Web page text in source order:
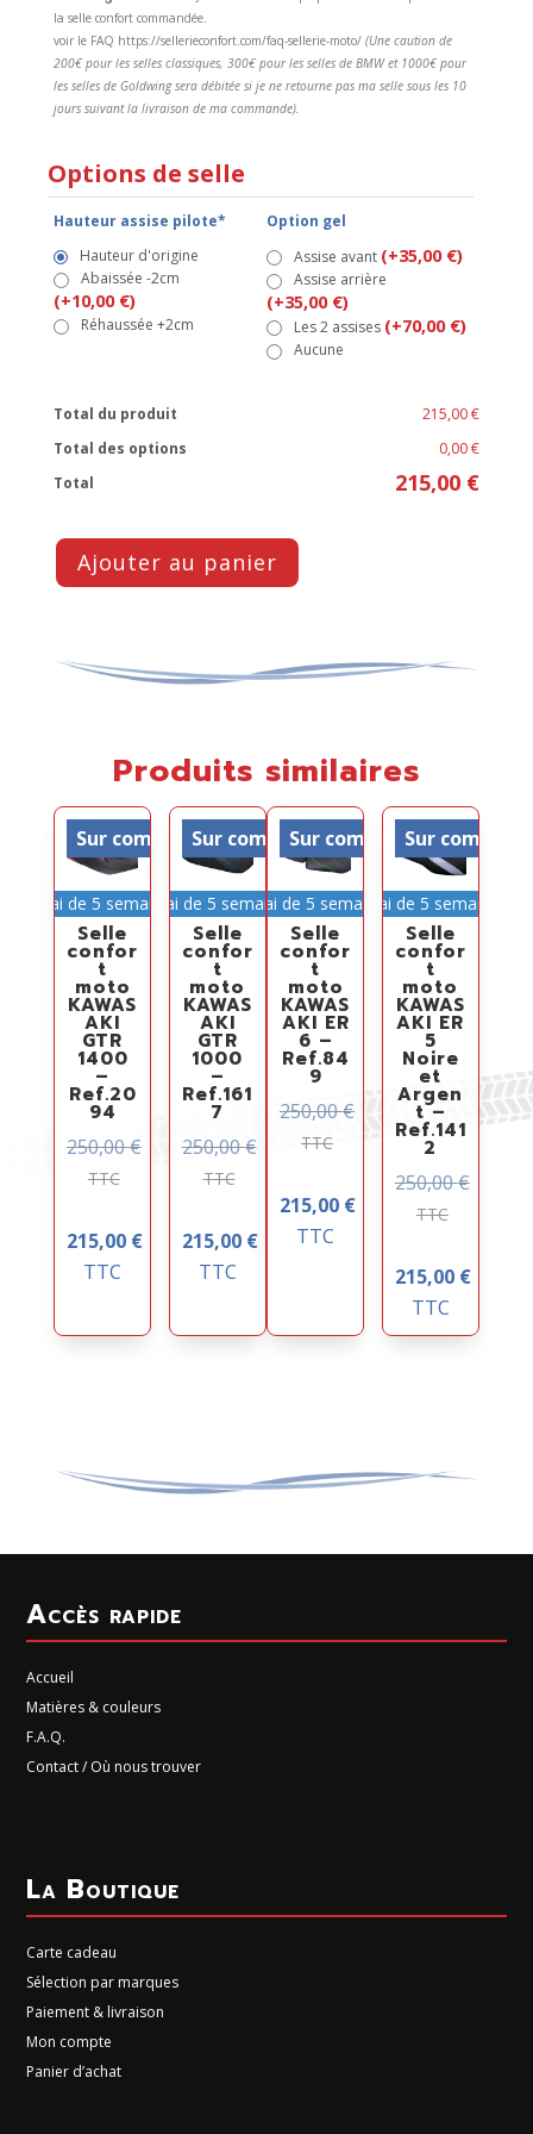
Options de selle
Hauteur assise pilote*
Hauteur d'origine
Abaissée -2cm
(+10,00 €)
Réhaussée +2cm
Option gel
Assise avant (+35,00 €)
Assise arrière
(+35,00 €)
Les 2 assises (+70,00 €)
Aucune
la selle confort commandée.
voir le FAQ https://sellerieconfort.com/faq-sellerie-moto/ (Une caution de
200€ pour les selles classiques, 300€ pour les selles de BMW et 1000€ pour
les selles de Goldwing sera débitée si je ne retourne pas ma selle sous les 10
jours suivant la livraison de ma commande).
Total du produit
215,00 €
Total des options
0,00 €
Total
215,00 €
Ajouter au panier
Produits similaires
Sur commande
Délai de 5 semaines
Selle
confor
t
moto
KAWAS
AKI
GTR
1400
–
Ref.20
94
250,00€
TTC
215,00 €
TTC
Sur commande
Délai de 5 semaines
Selle
confor
t
moto
KAWAS
AKI
GTR
1000
–
Ref.161
7
250,00€
TTC
215,00 €
TTC
Sur commande
Délai de 5 semaines
Selle
confor
t
moto
KAWAS
AKI ER
6 –
Ref.84
9
250,00€
TTC
215,00 €
TTC
Sur
Délai de 5 semaines
Selle
confor
t
moto
KAWAS
AKI ER
5
Noire
et
Argen
t –
Ref.141
2
250,00€
TTC
215,00 €
TTC
Accès rapide
Accueil
Matières & couleurs
F.A.Q.
Contact / Où nous trouver
La Boutique
Carte cadeau
Sélection par marques
Paiement & livraison
Mon compte
Panier d’achat